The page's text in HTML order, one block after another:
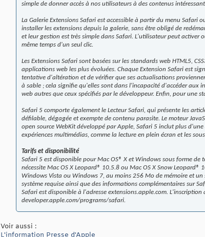
simple de donner accès à nos utilisateurs à des contenus
La Galerie Extensions Safari est accessible à partir du menu
installer les extensions depuis la galerie, sans être obligé de
et leur gestion est très simple dans Safari. L'utilisateur peut activer
même temps d'un seul clic.
Les Extensions Safari sont basées sur les standards web HTML5,
applications web les plus évoluées. Chaque Extension Safari est
tentative d'altération et de vérifier que ses actualisations
à sable ; cela signifie qu'elles sont dans l'incapacité d'accéder aux
web autres que ceux spécifiés par le développeur. Enfin, pour une
Safari 5 comporte également le Lecteur Safari, qui présente les
défilable, dégagée et exempte de contenu parasite. Le moteur
open source WebKit développé par Apple, Safari 5 inclut plus
expériences multimédias, comme la lecture en plein écran et les
Tarifs et disponibilité
Safari 5 est disponible pour Mac OS® X et Windows sous forme de
nécessite Mac OS X Leopard® 10.5.8 ou Mac OS X Snow
Windows Vista ou Windows 7, au moins 256 Mo de mémoire et
système requise ainsi que des informations complémentaires sur
Safari est disponible à l'adresse extensions.apple.com.
developer.apple.com/programs/safari.
Voir aussi :